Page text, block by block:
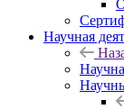
Научная